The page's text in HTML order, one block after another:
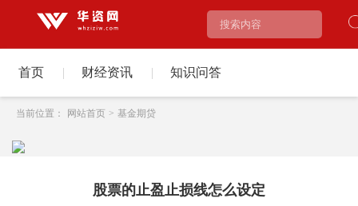
首页 | 财经资讯 | 知识问答
当前位置： 网站首页 > 基金期贷
股票的止盈止损线怎么设定